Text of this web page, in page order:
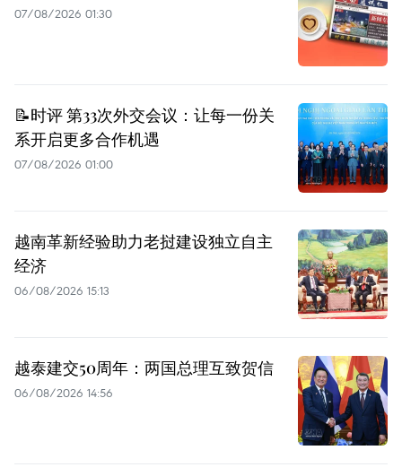
07/08/2026 01:30
📝时评 第33次外交会议：让每一份关
系开启更多合作机遇
07/08/2026 01:00
越南革新经验助力老挝建设独立自主
经济
06/08/2026 15:13
越泰建交50周年：两国总理互致贺信
06/08/2026 14:56